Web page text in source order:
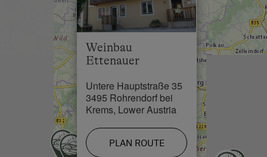
Swimming Pool in 5 km
Weinbau
Ettenauer
Untere Hauptstraße 35
3495 Rohrendorf bei
Krems, Lower Austria
PLAN ROUTE